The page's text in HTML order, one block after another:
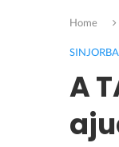
Home
SINJORBA
A